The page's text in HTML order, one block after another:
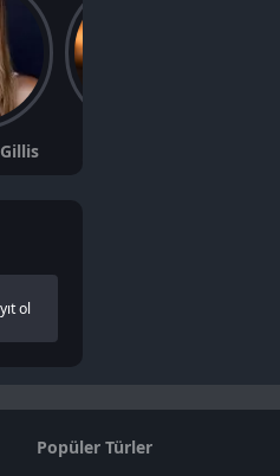
ol
Popüler Türler